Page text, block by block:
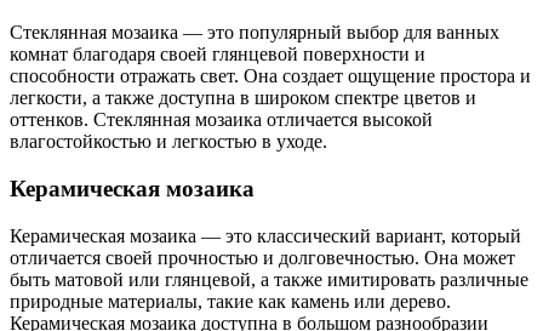
Стеклянная мозаика — это популярный выбор для ванных
комнат благодаря своей глянцевой поверхности и
способности отражать свет. Она создает ощущение простора и
легкости, а также доступна в широком спектре цветов и
оттенков. Стеклянная мозаика отличается высокой
влагостойкостью и легкостью в уходе.
Керамическая мозаика
Керамическая мозаика — это классический вариант, который
отличается своей прочностью и долговечностью. Она может
быть матовой или глянцевой, а также имитировать различные
природные материалы, такие как камень или дерево.
Керамическая мозаика доступна в большом разнообразии